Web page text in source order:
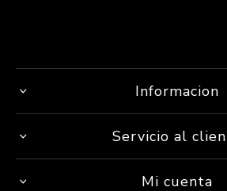
Informacion
Servicio al
Mi cuenta